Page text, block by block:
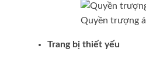
Quyền trượng
Trang bị thiết yếu